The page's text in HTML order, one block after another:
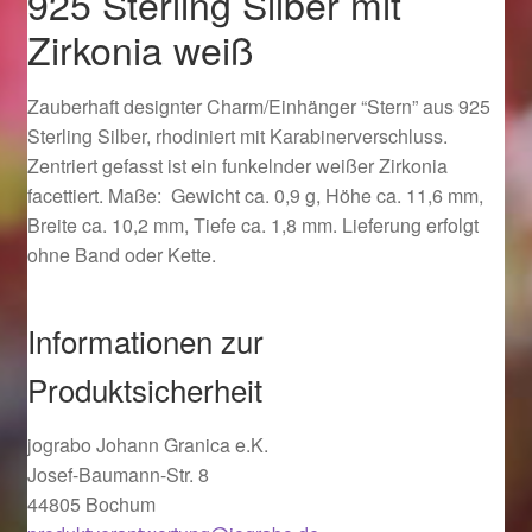
Ostergeschenke finden für Ostern 2019
Ostergeschenke finden für Ostern 2020
Ostergeschenke finden für Ostern 2021
Ostergeschenke finden für Ostern 2022
Shop
Startseite
Startseite
Zirkonia weiß
Zauberhaft designter Charm/Einhänger “Stern” aus 925
Sterling Silber, rhodiniert mit Karabinerverschluss.
Zentriert gefasst ist ein funkelnder weißer Zirkonia
facettiert. Maße: Gewicht ca. 0,9 g, Höhe ca. 11,6 mm,
Breite ca. 10,2 mm, Tiefe ca. 1,8 mm. Lieferung erfolgt
ohne Band oder Kette.
Informationen zur
Produktsicherheit
jograbo Johann Granica e.K.
Josef-Baumann-Str. 8
44805 Bochum